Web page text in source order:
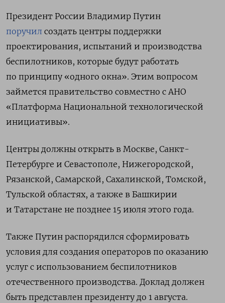
Президент России Владимир Путин
поручил создать центры поддержки
проектирования, испытаний и производства
беспилотников, которые будут работать
по принципу «одного окна». Этим вопросом
займется правительство совместно с АНО
«Платформа Национальной технологической
инициативы».
Центры должны открыть в Москве, Санкт-
Петербурге и Севастополе, Нижегородской,
Рязанской, Самарской, Сахалинской, Томской,
Тульской областях, а также в Башкирии
и Татарстане не позднее 15 июля этого года.
Также Путин распорядился сформировать
условия для создания операторов по оказанию
услуг с использованием беспилотников
отечественного производства. Доклад должен
быть представлен президенту до 1 августа.